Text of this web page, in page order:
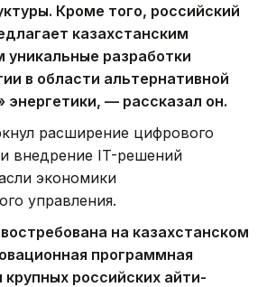
Кроме того, российский
казахстанским
уникальные разработки
в области альтернативной
энергетики, — рассказал он.
расширение цифрового
внедрение IT-решений
экономики
управления.
на казахстанском
программная
крупных российских айти-